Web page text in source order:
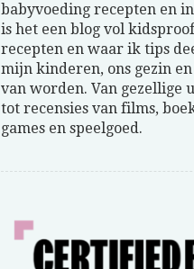
babyvoeding recepten en
is het een blog vol kidsproof
recepten en waar ik tips
mijn kinderen, ons gezin
van worden. Van gezellige
tot recensies van films,
games en speelgoed.